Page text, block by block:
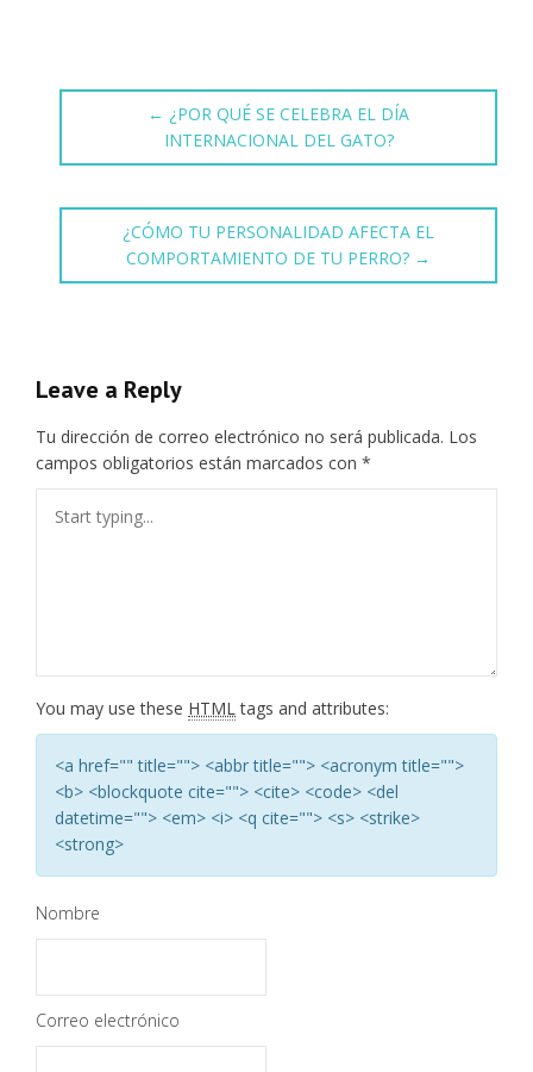
← ¿POR QUÉ SE CELEBRA EL DÍA
INTERNACIONAL DEL GATO?
¿CÓMO TU PERSONALIDAD AFECTA EL
COMPORTAMIENTO DE TU PERRO? →
Leave a Reply
Tu dirección de correo electrónico no será publicada. Los
campos obligatorios están marcados con *
You may use these HTMLtags and attributes:
<a href="" title=""> <abbr title=""> <acronym title="">
<b> <blockquote cite=""> <cite> <code> <del
datetime=""> <em> <i> <q cite=""> <s> <strike>
<strong>
Nombre
Correo electrónico